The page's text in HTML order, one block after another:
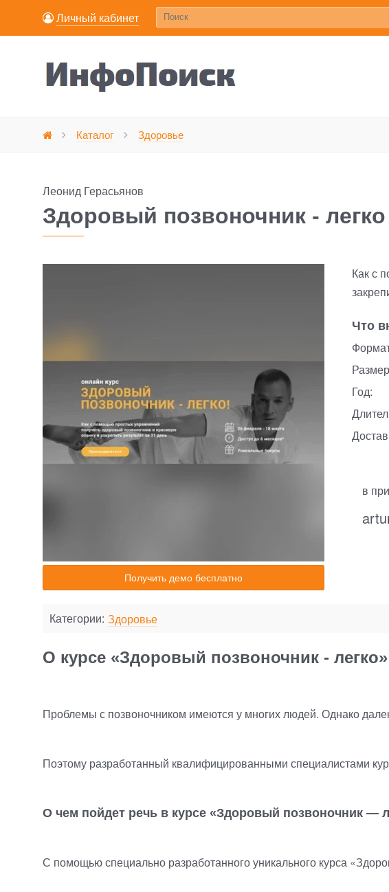
Личный кабинет
Каталог Здоровье
Леонид Герасьянов
Здоровый позвоночник - легко
Получить демо бесплатно
Как с
Что
Год:
в
Категории: Здоровье
О курсе «Здоровый позвоночник - легко»
Проблемы с позвоночником имеются у многих людей. Однако
Поэтому разработанный квалифицированными специалистами
О чем пойдет речь в курсе «Здоровый позвоночник —
С помощью специально разработанного уникального курса «